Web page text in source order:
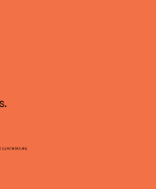
du Grand-